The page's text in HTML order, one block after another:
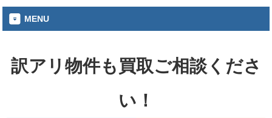
MENU
訳アリ物件も買取ご相談くださ
い！